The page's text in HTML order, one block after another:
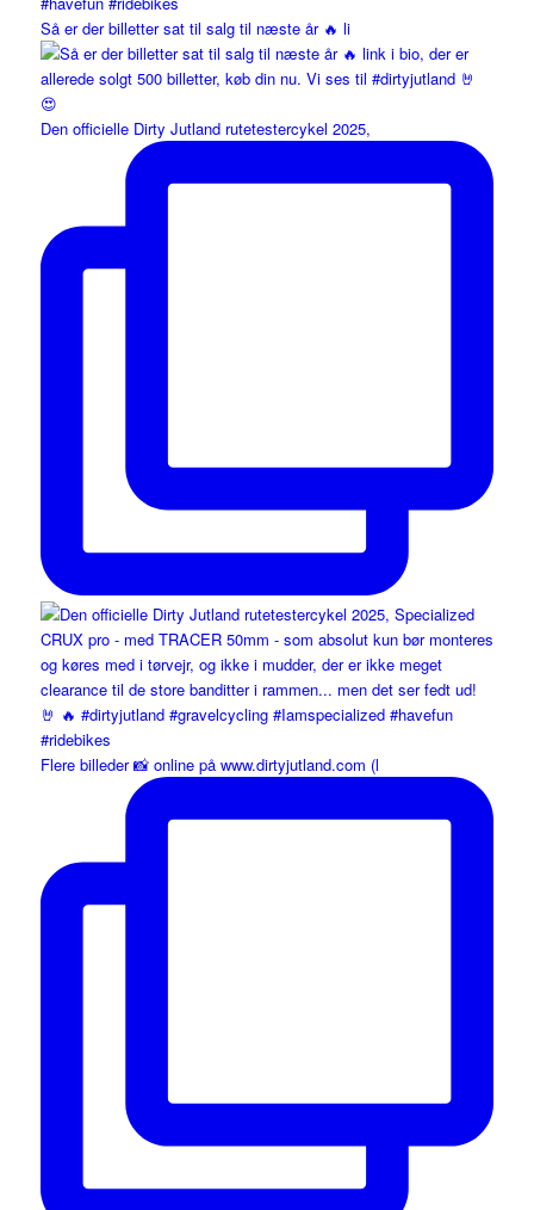
Så er der billetter sat til salg til næste år 🔥 li
Den officielle Dirty Jutland rutetestercykel 2025,
Flere billeder 📸 online på www.dirtyjutland.com (l